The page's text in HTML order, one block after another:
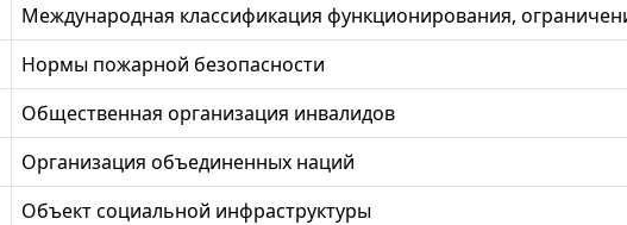
Международная классификация функционирования,
Нормы пожарной безопасности
Общественная организация инвалидов
Организация объединенных наций
Объект социальной инфраструктуры